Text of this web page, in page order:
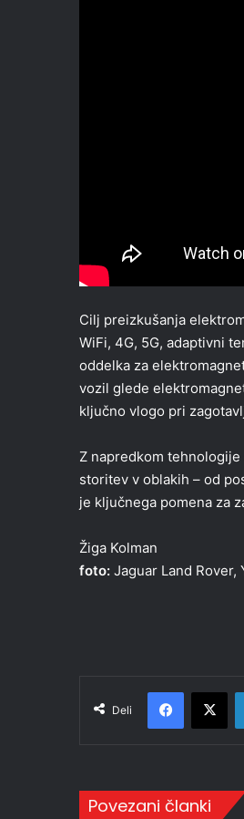
Cilj preizkušanja
WiFi, 4G, 5G, adaptivni
oddelka za
vozil glede
ključno vlogo pri
Z napredkom
storitev v oblakih – od
je ključnega pomena za
Žiga Kolman
foto: Jaguar Land Rover,
Deli
Facebook
X
Povezani članki